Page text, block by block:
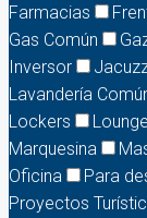
Farmacias
Gas Común
Inversor
Lavandería
Lockers
Lounge
Marquesina
Oficina
Para
Proyectos